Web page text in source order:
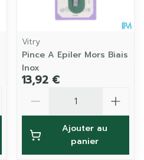
Vitry
Pince A Epiler Mors Biais
Inox
13,92 €
Ajouter au
panier